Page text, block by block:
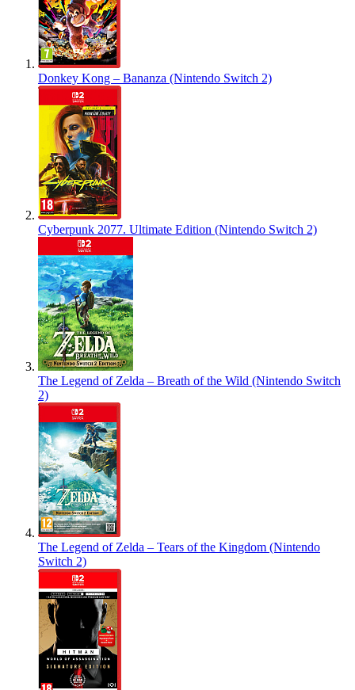
Donkey Kong – Bananza (Nintendo Switch 2)
Cyberpunk 2077. Ultimate Edition (Nintendo Switch 2)
The Legend of Zelda – Breath of the Wild (Nintendo Switch
2)
The Legend of Zelda – Tears of the Kingdom (Nintendo
Switch 2)